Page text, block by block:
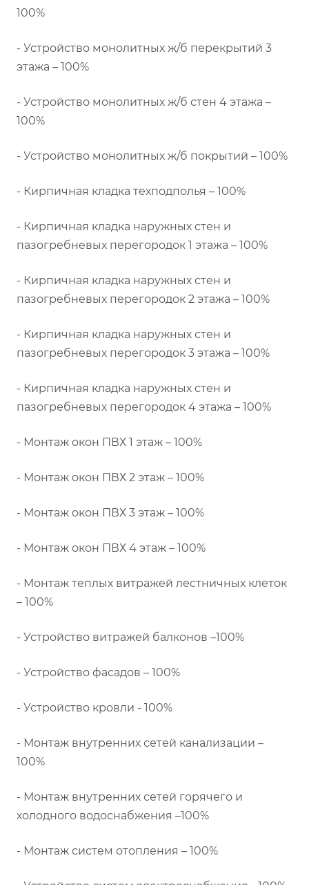
100%
- Устройство монолитных ж/б перекрытий 3
этажа – 100%
- Устройство монолитных ж/б стен 4 этажа –
100%
- Устройство монолитных ж/б покрытий – 100%
- Кирпичная кладка техподполья – 100%
- Кирпичная кладка наружных стен и
пазогребневых перегородок 1 этажа – 100%
- Кирпичная кладка наружных стен и
пазогребневых перегородок 2 этажа – 100%
- Кирпичная кладка наружных стен и
пазогребневых перегородок 3 этажа – 100%
- Кирпичная кладка наружных стен и
пазогребневых перегородок 4 этажа – 100%
- Монтаж окон ПВХ 1 этаж – 100%
- Монтаж окон ПВХ 2 этаж – 100%
- Монтаж окон ПВХ 3 этаж – 100%
- Монтаж окон ПВХ 4 этаж – 100%
- Монтаж теплых витражей лестничных клеток
– 100%
- Устройство витражей балконов –100%
- Устройство фасадов – 100%
- Устройство кровли - 100%
- Монтаж внутренних сетей канализации –
100%
- Монтаж внутренних сетей горячего и
холодного водоснабжения –100%
- Монтаж систем отопления – 100%